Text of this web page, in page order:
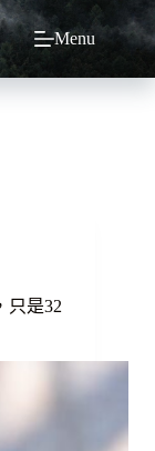
Menu
只是32